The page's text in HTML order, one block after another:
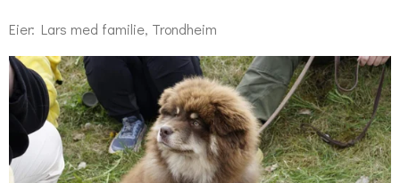
Eier: Lars med familie, Trondheim